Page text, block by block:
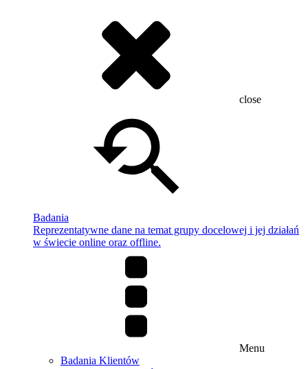
close
Badania
Reprezentatywne dane na temat grupy docelowej i jej działań
w świecie online oraz offline.
Menu
Badania Klientów